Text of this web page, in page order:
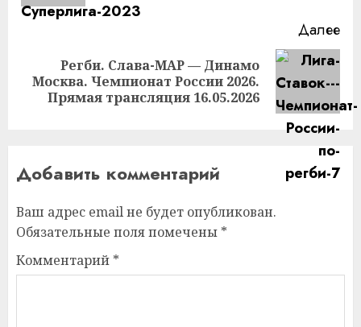
Далее
Следующая
запись:
Регби. Слава-МАР — Динамо
Москва. Чемпионат России 2026.
Прямая трансляция 16.05.2026
Добавить комментарий
Ваш адрес email не будет опубликован.
Обязательные поля помечены *
Комментарий *